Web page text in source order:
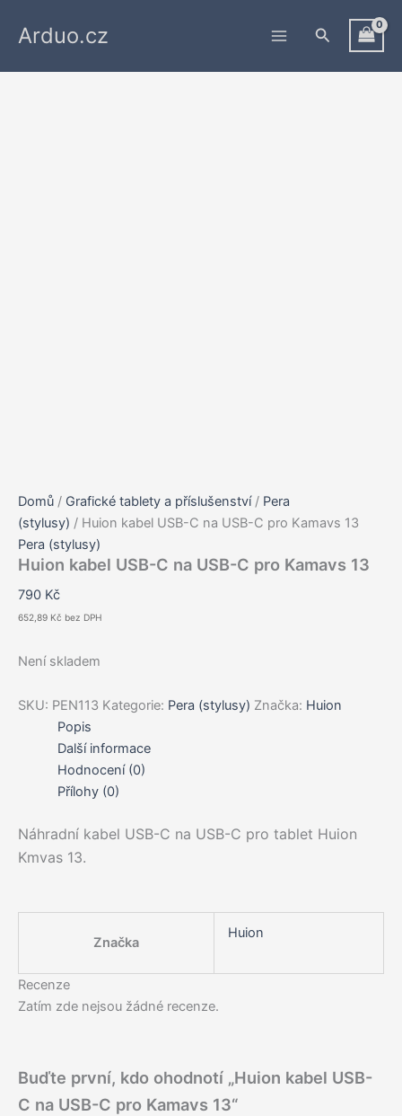
Arduo.cz Hledat
Domů / Grafické tablety a příslušenství/ Pera
(stylusy) / Huion kabel USB-C na USB-C pro Kamavs 13
Pera (stylusy)
Huion kabel USB-C na USB-C pro Kamavs 13
790 Kč
652,89 Kč bez DPH
Není skladem
SKU: PEN113 Kategorie: Pera (stylusy) Značka: Huion
Popis
Další informace
Hodnocení (0)
Přílohy (0)
Náhradní kabel USB-C na USB-C pro tablet Huion
Kmvas 13.
Značka
Huion
Recenze
Zatím zde nejsou žádné recenze.
Buďte první, kdo ohodnotí „Huion kabel USB-
C na USB-C pro Kamavs 13“